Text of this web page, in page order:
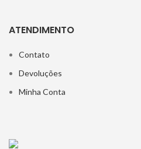
ATENDIMENTO
Contato
Devoluções
Minha Conta